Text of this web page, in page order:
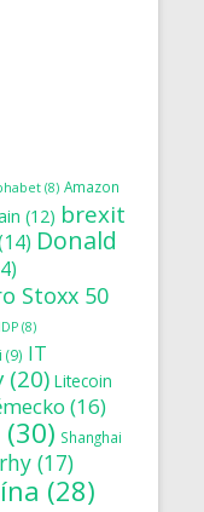
(8) Amazon
(12) brexit
Donald
Stoxx 50
(8)
(9) IT
(20) Litecoin
(16)
(30) Shanghai
(17)
(28)